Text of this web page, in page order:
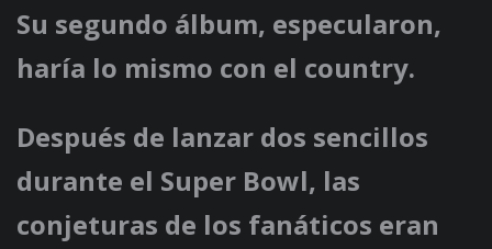
Su segundo álbum, especularon,
haría lo mismo con el country.
Después de lanzar dos sencillos
durante el Super Bowl, las
conjeturas de los fanáticos eran